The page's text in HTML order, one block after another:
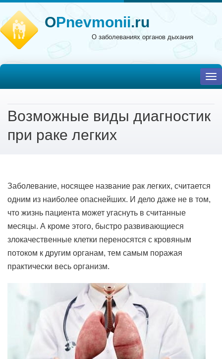
OPnevmonii.ru
О заболеваниях органов дыхания
Возможные виды диагностик
при раке легких
Заболевание, носящее название рак легких, считается
одним из наиболее опаснейших. И дело даже не в том,
что жизнь пациента может угаснуть в считанные
месяцы. А кроме этого, быстро развивающиеся
злокачественные клетки переносятся с кровяным
потоком к другим органам, тем самым поражая
практически весь организм.